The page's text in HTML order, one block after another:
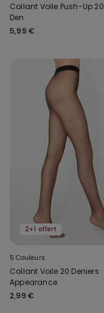
Collant Voile Push-Up 20
Den
5,99 €
2+1 offert
5 Couleurs
Collant Voile 20 Deniers
Appearance
2,99 €